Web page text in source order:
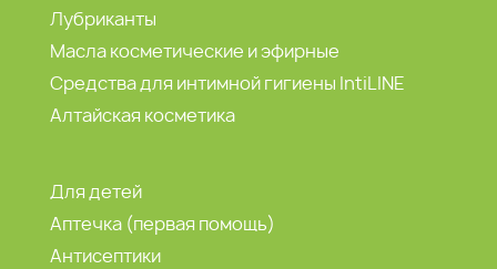
Лубриканты
Масла косметические и эфирные
Средства для интимной гигиены IntiLINE
Алтайская косметика
Для детей
Аптечка (первая помощь)
Антисептики